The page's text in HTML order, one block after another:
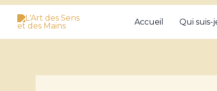
contenu
Accueil Qui suis-